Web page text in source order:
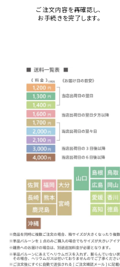
ご注文内容を再確認し、
お手続きを完了します。